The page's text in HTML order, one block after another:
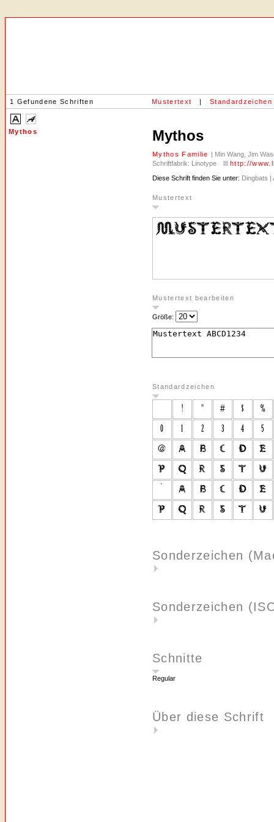
1 Gefundene Schriften Mustertext | Standardzeichen
Mythos Mythos
Mythos Familie | Min Wang, Jim
Schriftfabrik: Linotype
http://
Diese Schrift finden Sie unter: Dingbats |
Mustertext
Mustertext bearbeiten
Größe:
Standardzeichen
Sonderzeichen
Sonderzeichen
Schnitte
Regular
Über diese Schrift